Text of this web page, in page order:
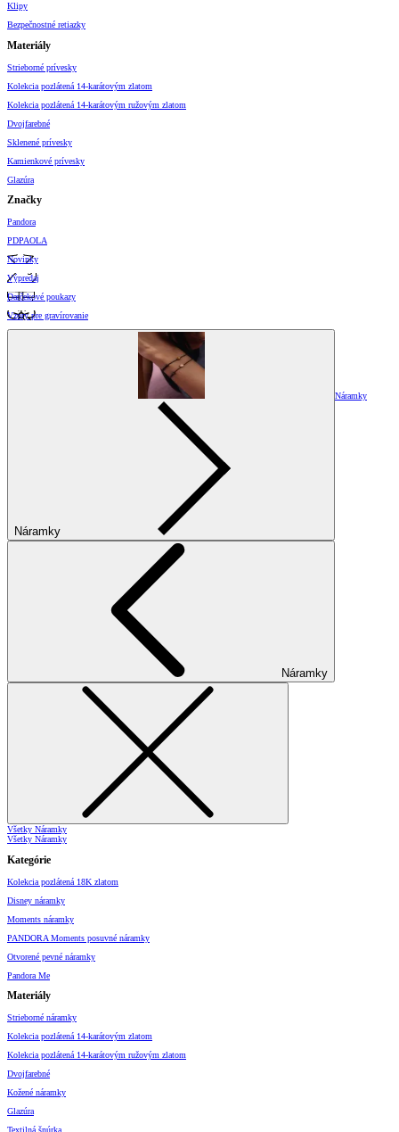
Klipy
Bezpečnostné retiazky
Materiály
Strieborné prívesky
Kolekcia pozlátená 14-karátovým zlatom
Kolekcia pozlátená 14-karátovým ružovým zlatom
Dvojfarebné
Sklenené prívesky
Kamienkové prívesky
Glazúra
Značky
Pandora
PDPAOLA
Novinky
Výpredaj
Darčekové poukazy
Vzory pre gravírovanie
Náramky
Náramky
Náramky
Všetky Náramky
Všetky Náramky
Kategórie
Kolekcia pozlátená 18K zlatom
Disney náramky
Moments náramky
PANDORA Moments posuvné náramky
Otvorené pevné náramky
Pandora Me
Materiály
Strieborné náramky
Kolekcia pozlátená 14-karátovým zlatom
Kolekcia pozlátená 14-karátovým ružovým zlatom
Dvojfarebné
Kožené náramky
Glazúra
Textilná šnúrka